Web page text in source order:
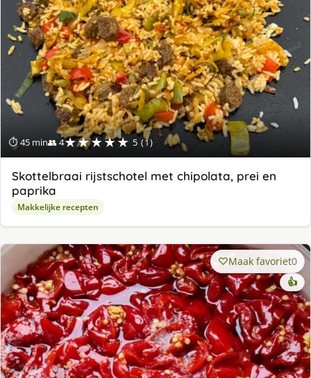
⏱ 45 min👥 4★★★★★ 5 (1)
Skottelbraai rijstschotel met chipolata, prei en
paprika
Makkelijke recepten
Maak favoriet0
👍